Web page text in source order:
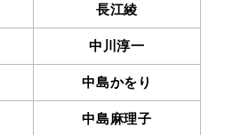
長江綾
中川淳一
中島かをり
中島麻理子